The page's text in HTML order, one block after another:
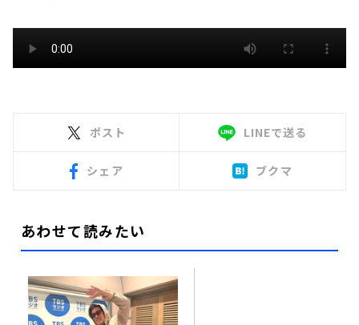
ポスト LINEで送る
シェア ブクマ
あわせて読みたい